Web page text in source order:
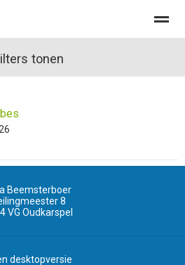
tonen
Beemsterboer
8
VG Oudkarspel
desktopversie